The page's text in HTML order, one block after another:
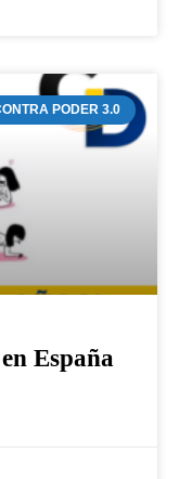
PODER 3.0
España